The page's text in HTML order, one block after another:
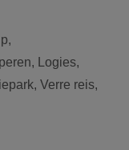
,
, Logies,
, Verre reis,